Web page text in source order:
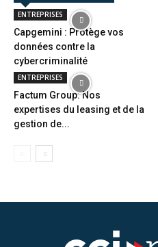
ENTREPRISES
Capgemini : Protège vos
données contre la
cybercriminalité
ENTREPRISES
Factum Group: Nos
expertises du leasing et de la
gestion de...